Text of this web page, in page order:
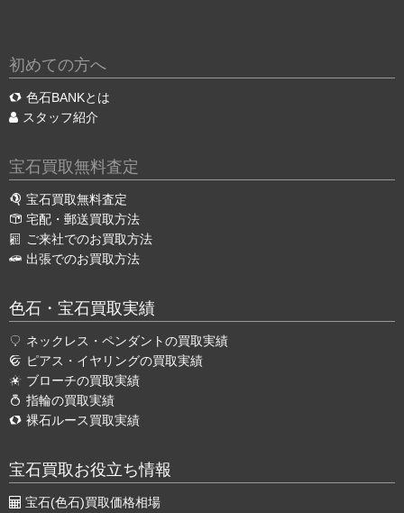
初めての方へ
色石BANKとは
スタッフ紹介
宝石買取無料査定
宝石買取無料査定
宅配・郵送買取方法
ご来社でのお買取方法
出張でのお買取方法
色石・宝石買取実績
ネックレス・ペンダントの買取実績
ピアス・イヤリングの買取実績
ブローチの買取実績
指輪の買取実績
裸石ルース買取実績
宝石買取お役立ち情報
宝石(色石)買取価格相場